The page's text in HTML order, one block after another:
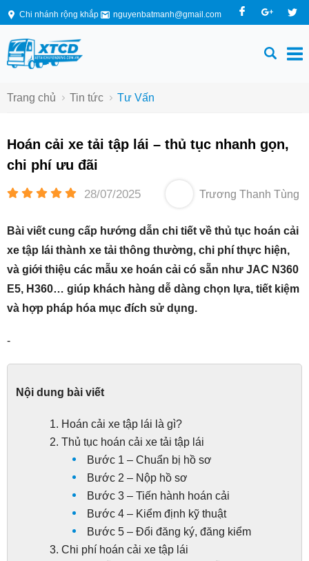
Chi nhánh rộng khắp nguyenbatmanh@gmail.com
Trang chủ Tin tức Tư Vấn
Hoán cải xe tải tập lái – thủ tục nhanh gọn,
chi phí ưu đãi
28/07/2025 Trương Thanh Tùng
Bài viết cung cấp hướng dẫn chi tiết về thủ tục hoán cải
xe tập lái thành xe tải thông thường, chi phí thực hiện,
và giới thiệu các mẫu xe hoán cải có sẵn như JAC N360
E5, H360… giúp khách hàng dễ dàng chọn lựa, tiết kiệm
và hợp pháp hóa mục đích sử dụng.
-
Nội dung bài viết
1. Hoán cải xe tập lái là gì?
2. Thủ tục hoán cải xe tải tập lái
Bước 1 – Chuẩn bị hồ sơ
Bước 2 – Nộp hồ sơ
Bước 3 – Tiến hành hoán cải
Bước 4 – Kiểm định kỹ thuật
Bước 5 – Đổi đăng ký, đăng kiểm
3. Chi phí hoán cải xe tập lái